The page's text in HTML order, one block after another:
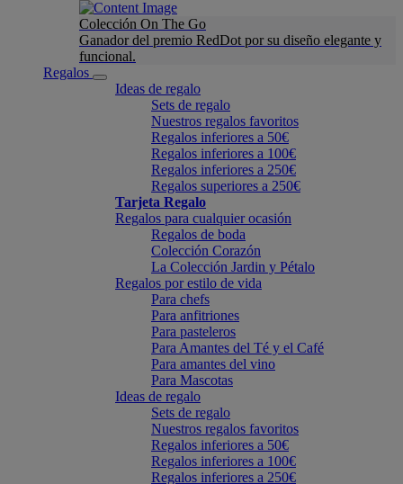
Colección On The Go
Ganador del premio RedDot por su diseño elegante y
funcional.
Regalos
Ideas de regalo
Sets de regalo
Nuestros regalos favoritos
Regalos inferiores a 50€
Regalos inferiores a 100€
Regalos inferiores a 250€
Regalos superiores a 250€
Tarjeta Regalo
Regalos para cualquier ocasión
Regalos de boda
Colección Corazón
La Colección Jardin y Pétalo
Regalos por estilo de vida
Para chefs
Para anfitriones
Para pasteleros
Para Amantes del Té y el Café
Para amantes del vino
Para Mascotas
Ideas de regalo
Sets de regalo
Nuestros regalos favoritos
Regalos inferiores a 50€
Regalos inferiores a 100€
Regalos inferiores a 250€